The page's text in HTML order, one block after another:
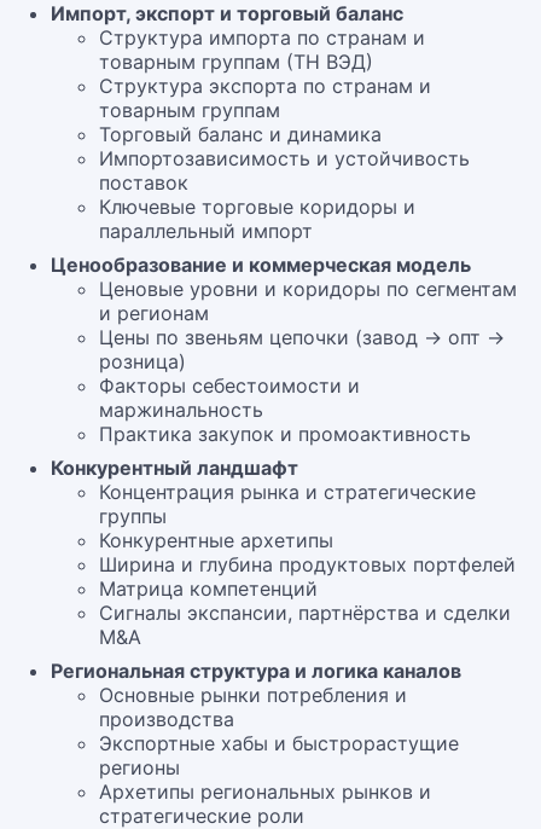
Импорт, экспорт и торговый баланс
Структура импорта по странам и
товарным группам (ТН ВЭД)
Структура экспорта по странам и
товарным группам
Торговый баланс и динамика
Импортозависимость и устойчивость
поставок
Ключевые торговые коридоры и
параллельный импорт
Ценообразование и коммерческая модель
Ценовые уровни и коридоры по сегментам
и регионам
Цены по звеньям цепочки (завод → опт →
розница)
Факторы себестоимости и
маржинальность
Практика закупок и промоактивность
Конкурентный ландшафт
Концентрация рынка и стратегические
группы
Конкурентные архетипы
Ширина и глубина продуктовых портфелей
Матрица компетенций
Сигналы экспансии, партнёрства и сделки
M&A
Региональная структура и логика каналов
Основные рынки потребления и
производства
Экспортные хабы и быстрорастущие
регионы
Архетипы региональных рынков и
стратегические роли